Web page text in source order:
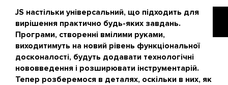
JS настільки універсальний, що підходить для
вирішення практично будь-яких завдань.
Програми, створенні вмілими руками,
виходитимуть на новий рівень функціональної
досконалості, будуть додавати технологічні
нововведення і розширювати інструментарій.
Тепер розберемося в деталях, оскільки в них, як